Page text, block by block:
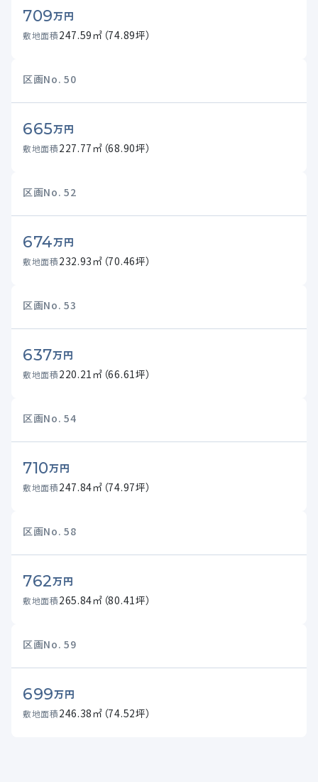
709万円
敷地面積247.59㎡（74.89坪）
区画No. 50
665万円
敷地面積227.77㎡（68.90坪）
区画No. 52
674万円
敷地面積232.93㎡（70.46坪）
区画No. 53
637万円
敷地面積220.21㎡（66.61坪）
区画No. 54
710万円
敷地面積247.84㎡（74.97坪）
区画No. 58
762万円
敷地面積265.84㎡（80.41坪）
区画No. 59
699万円
敷地面積246.38㎡（74.52坪）